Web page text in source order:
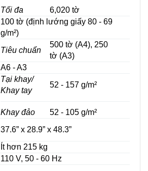
Tối đa
6,020 tờ
100 tờ (định lướng giấy 80 - 69
g/m²)
Tiêu chuẩn
500 tờ (A4), 250
tờ (A3)
A6 - A3
Tại khay/
Khay tay
52 - 157 g/m²
Khay đảo
52 - 105 g/m²
37.6” x 28.9” x 48.3”
Ít hơn 215 kg
110 V, 50 - 60 Hz